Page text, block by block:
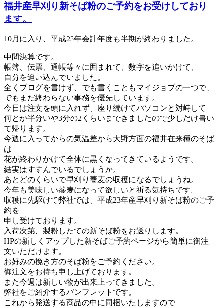
福井産早刈り新そば粉のご予約をお受けしており
ます。
10月に入り、平成23年会計年度も半期が終わりました。
中間決算です。
帳簿、伝票、通帳等々に囲まれて、数字を追いかけて、
自分を追い込んでいました。
全くブログを書けず、でも書くこともマイジョブの一つで、
でもまだ終わらない事務を優先しています。
今日は注文を頭に入れず、座り続けてパソコンと対峙して
何とか半分いや3分の2くらいまできましたので少しだけ書い
て帰ります。
今週に入ってからの気温差から大野方面の福井在来種のそば
は
花が終わりかけて全体に黒くなってきているようです。
結実はすすんでいるでしょうか。
あとどのくらいで早刈り蕎麦の収穫になるでしょうね。
今年も美味しい蕎麦になって欲しいと祈る気持ちです。
収穫に先駆けて弊社では、平成23年産早刈り新そば粉のご予
約を
申し受けております。
入荷次第、製粉したての新そば粉をお送りします。
HPの新しくアップした新そばご予約ページから簡単に御注
文いただけます。
お好みの挽き方のそば粉をご予約ください。
御注文をお待ち申し上げております。
また今週は新しい物が出来上ってきました。
弊社をご紹介するパンフレットです。
これから発送する商品の中に同梱いたしますので